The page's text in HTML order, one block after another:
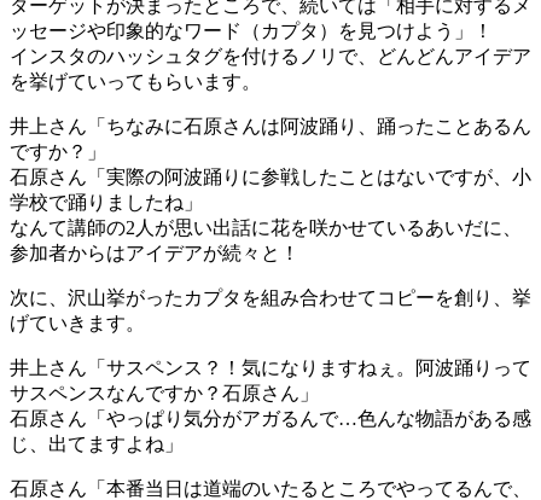
ターゲットが決まったところで、続いては「相手に対するメ
ッセージや印象的なワード（カプタ）を見つけよう」！
インスタのハッシュタグを付けるノリで、どんどんアイデア
を挙げていってもらいます。
井上さん「ちなみに石原さんは阿波踊り、踊ったことあるん
ですか？」
石原さん「実際の阿波踊りに参戦したことはないですが、小
学校で踊りましたね」
なんて講師の2人が思い出話に花を咲かせているあいだに、
参加者からはアイデアが続々と！
次に、沢山挙がったカプタを組み合わせてコピーを創り、挙
げていきます。
井上さん「サスペンス？！気になりますねぇ。阿波踊りって
サスペンスなんですか？石原さん」
石原さん「やっぱり気分がアガるんで…色んな物語がある感
じ、出てますよね」
石原さん「本番当日は道端のいたるところでやってるんで、